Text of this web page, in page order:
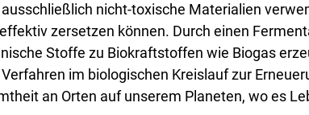
nicht-toxische Materialien
zersetzen können. Durch einen
Stoffe zu Biokraftstoffen wie Biogas
im biologischen Kreislauf zur
an Orten auf unserem Planeten, wo es